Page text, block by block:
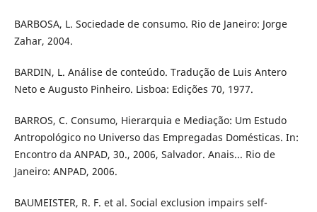
BARBOSA, L. Sociedade de consumo. Rio de Janeiro: Jorge
Zahar, 2004.
BARDIN, L. Análise de conteúdo. Tradução de Luis Antero
Neto e Augusto Pinheiro. Lisboa: Edições 70, 1977.
BARROS, C. Consumo, Hierarquia e Mediação: Um Estudo
Antropológico no Universo das Empregadas Domésticas. In:
Encontro da ANPAD, 30., 2006, Salvador. Anais... Rio de
Janeiro: ANPAD, 2006.
BAUMEISTER, R. F. et al. Social exclusion impairs self-